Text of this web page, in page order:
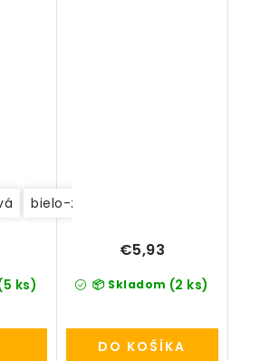
bielo-zelená
ks) 📦 Skladom (2 ks)
€5,93
DO KOŠÍKA